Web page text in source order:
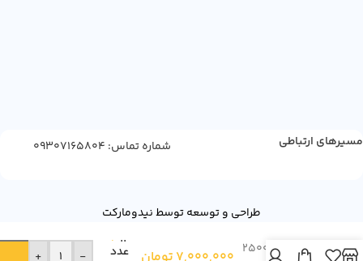
مسیرهای ارتباطی شماره تماس: 09307165804
طراحی و توسعه توسط نیدومارکت
بزرگسال 2500 7,000,000 تومان
12
عدد -
+